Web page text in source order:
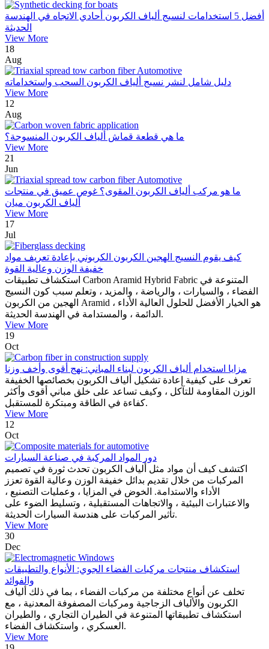
أفضل 5 استخدامات لنسيج ألياف الكربون أحادي الاتجاه في الهندسة
الحديثة
View More
18
Aug
دليل شامل لنشر نسيج ألياف الكربون السحب واستخداماته
View More
12
Aug
ما هي قطعة قماش ألياف الكربون المنسوجة؟
View More
21
Jun
ما هو مركب ألياف الكربون المقوى؟ غوص عميق في منتجات
ألياف الكربون ميان
View More
17
Jul
كيف يقوم النسيج الهجين الكربون الكربوني بإعادة تعريف مواد
خفيفة الوزن وعالية القوة
استكشاف تطبيقات Carbon Aramid Hybrid Fabric المتنوعة في
الفضاء ، والسيارات ، والرياضة ، والمزيد ، وتعلم سبب كون النسيج
الهجين من الكربون Aramid هو الخيار الأفضل للحلول العالية الأداء ،
الدائمة ، والمستدامة في الهندسة الحديثة.
View More
19
Oct
مزايا استخدام ألياف الكربون لبناء المباني: نهج أقوى وأخف وزنا
تعرف على كيفية إعادة تشكيل ألياف الكربون بخصائصها الخفيفة
الوزن المقاومة للتآكل ، وكيف تساعد على خلق مباني أقوى وأكثر
كفاءة في الطاقة ومبتكرة للمستقبل.
View More
12
Oct
دور المواد المركبة في صناعة السيارات
اكتشف كيف أن مواد مثل ألياف الكربون تحدث ثورة في تصميم
المركبات من خلال تقديم بدائل خفيفة الوزن وعالية القوة تعزز
الأداء والاستدامة. الخوض في المزايا ، وعمليات التصنيع ،
والاعتبارات البيئية ، والاتجاهات المستقبلية ، وتسليط الضوء على
تأثير المركبات على هندسة السيارات الحديثة.
View More
30
Dec
استكشاف منتجات مركبات الفضاء الجوي: الأنواع والتطبيقات
والفوائد
تخلف عن أنواع مختلفة من مركبات الفضاء ، بما في ذلك ألياف
الكربون والألياف الزجاجية ومركبات المصفوفة المعدنية ، مع
استكشاف تطبيقاتها المتنوعة في الطيران التجاري ، والطيران
العسكري ، واستكشاف الفضاء.
View More